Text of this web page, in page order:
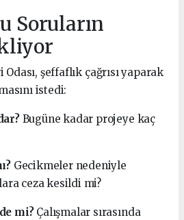
Soruların
şeffaflık çağrısı yaparak
istedi:
Bugüne kadar projeye kaç
Gecikmeler nedeniyle
ceza kesildi mi?
mi?Çalışmalar sırasında